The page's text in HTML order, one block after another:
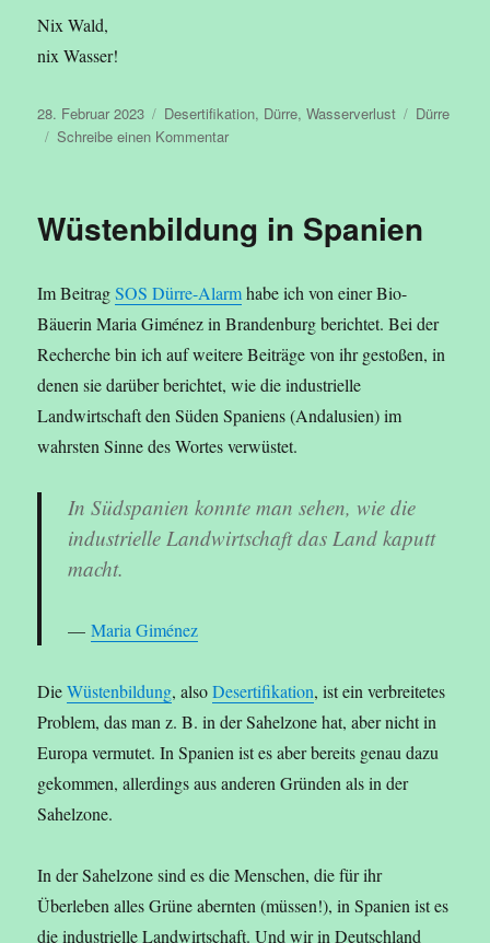
Nix Wald,
nix Wasser!
Veröffentlicht
am
28. Februar 2023 Kategorien
Desertifikation, Dürre,Wasserverlust
Dürre
Schreibe einen Kommentarzu
Wüstenbildung in Spanien
Im BeitragSOS Dürre-Alarmhabe ich von einer Bio-
Bäuerin Maria Giménez in Brandenburg berichtet. Bei der
Recherche bin ich auf weitere Beiträge von ihr gestoßen, in
denen sie darüber berichtet, wie die industrielle
Landwirtschaft den Süden Spaniens (Andalusien) im
wahrsten Sinne des Wortes verwüstet.
In Südspanien konnte man sehen, wie die
industrielle Landwirtschaft das Land kaputt
macht.
Maria Giménez
DieWüstenbildung, alsoDesertifikation, ist ein verbreitetes
Problem, das man z. B. in der Sahelzone hat, aber nicht in
Europa vermutet. In Spanien ist es aber bereits genau dazu
gekommen, allerdings aus anderen Gründen als in der
Sahelzone.
In der Sahelzone sind es die Menschen, die für ihr
Überleben alles Grüne abernten (müssen!), in Spanien ist es
die industrielle Landwirtschaft. Und wir in Deutschland